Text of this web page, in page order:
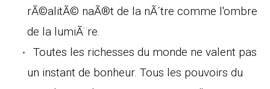
rÃ©alitÃ© naÃ®t de la nÃ´tre comme l'ombre
de la lumiÃ¨re.
Toutes les richesses du monde ne valent pas
un instant de bonheur. Tous les pouvoirs du